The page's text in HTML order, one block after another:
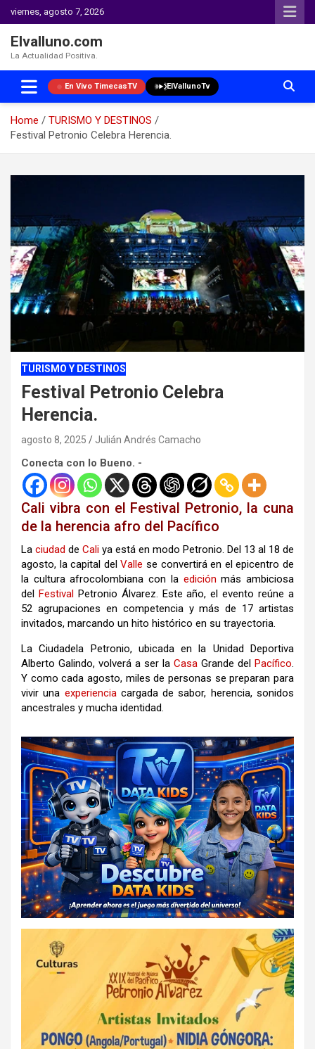
viernes, agosto 7, 2026
Elvalluno.com
La Actualidad Positiva.
En Vivo TimecasTV ElVallunoTv
Home
TURISMO Y DESTINOS
Festival Petronio Celebra Herencia.
TURISMO Y DESTINOS
Festival Petronio Celebra
Herencia.
agosto 8, 2025 Julián Andrés Camacho
Conecta con lo Bueno. -
Cali vibra con el Festival Petronio, la cuna
de la herencia afro del Pacífico
La ciudad de Cali ya está en modo Petronio. Del 13 al 18 de
agosto, la capital delValle se convertirá en el epicentro de
la cultura afrocolombiana con la edición más ambiciosa
del FestivalPetronio Álvarez. Este año, el evento reúne a
52 agrupaciones en competencia y más de 17 artistas
invitados, marcando un hito histórico en su trayectoria.
La Ciudadela Petronio, ubicada en la Unidad Deportiva
Alberto Galindo, volverá a ser la Casa Grande del Pacífico.
Y como cada agosto, miles de personas se preparan para
vivir una experienciacargada de sabor, herencia, sonidos
ancestrales y mucha identidad.